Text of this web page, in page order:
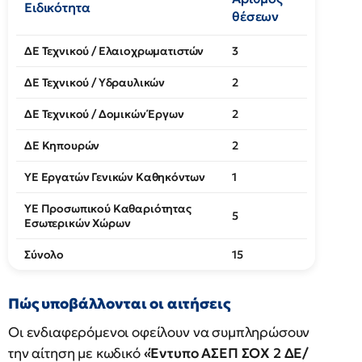
Ειδικότητα
θέσεων
ΔΕ Τεχνικού / Ελαιοχρωματιστών 3
ΔΕ Τεχνικού / Υδραυλικών 2
ΔΕ Τεχνικού / Δομικών Έργων 2
ΔΕ Κηπουρών 2
ΥΕ Εργατών Γενικών Καθηκόντων 1
ΥΕ Προσωπικού Καθαριότητας
Εσωτερικών Χώρων
5
Σύνολο 15
Πώς υποβάλλονται οι αιτήσεις
Οι ενδιαφερόμενοι οφείλουν να συμπληρώσουν
την αίτηση με κωδικό«Έντυπο ΑΣΕΠ ΣΟΧ 2 ΔΕ/